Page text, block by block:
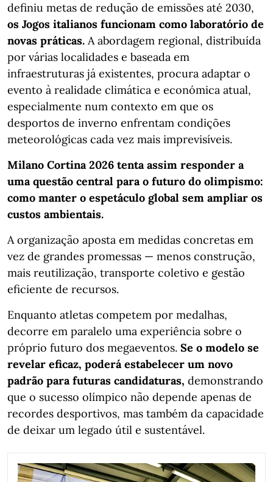
definiu metas de redução de emissões até 2030,
os Jogos italianos funcionam como laboratório de
novas práticas. A abordagem regional, distribuída
por várias localidades e baseada em
infraestruturas já existentes, procura adaptar o
evento à realidade climática e económica atual,
especialmente num contexto em que os
desportos de inverno enfrentam condições
meteorológicas cada vez mais imprevisíveis.
Milano Cortina 2026 tenta assim responder a
uma questão central para o futuro do olimpismo:
como manter o espetáculo global sem ampliar os
custos ambientais.
A organização aposta em medidas concretas em
vez de grandes promessas — menos construção,
mais reutilização, transporte coletivo e gestão
eficiente de recursos.
Enquanto atletas competem por medalhas,
decorre em paralelo uma experiência sobre o
próprio futuro dos megaeventos. Se o modelo se
revelar eficaz, poderá estabelecer um novo
padrão para futuras candidaturas, demonstrando
que o sucesso olímpico não depende apenas de
recordes desportivos, mas também da capacidade
de deixar um legado útil e sustentável.